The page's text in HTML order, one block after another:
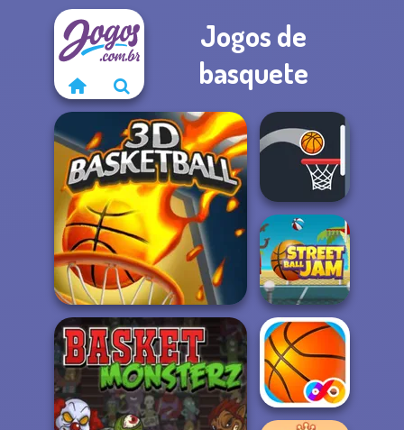
Jogos de
basquete
3D Basketball
Bouncy Dunks
Street Ball Jam